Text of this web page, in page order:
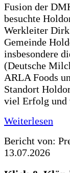
Fusion der
besuchte
Werkleiter
Gemeinde
insbesondere
(Deutsche
ARLA Foods
Standort
viel Erfolg und
Weiterlesen
Bericht von:
13.07.2026